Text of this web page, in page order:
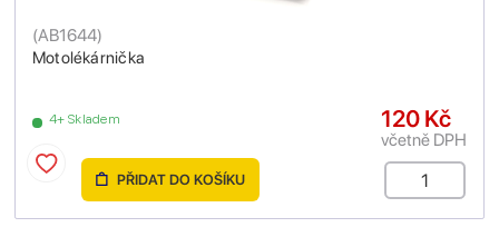
Motolékárnička
(AB1644)
4+ Skladem 120 Kč
včetně DPH
PŘIDAT DO KOŠÍKU